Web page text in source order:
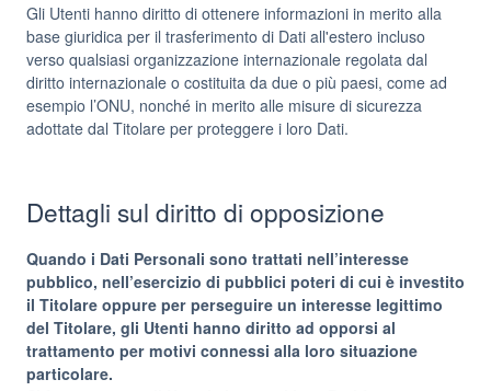
Gli Utenti hanno diritto di ottenere informazioni in merito alla
base giuridica per il trasferimento di Dati all'estero incluso
verso qualsiasi organizzazione internazionale regolata dal
diritto internazionale o costituita da due o più paesi, come ad
esempio l’ONU, nonché in merito alle misure di sicurezza
adottate dal Titolare per proteggere i loro Dati.
Dettagli sul diritto di opposizione
Quando i Dati Personali sono trattati nell’interesse
pubblico, nell’esercizio di pubblici poteri di cui è investito
il Titolare oppure per perseguire un interesse legittimo
del Titolare, gli Utenti hanno diritto ad opporsi al
trattamento per motivi connessi alla loro situazione
particolare.